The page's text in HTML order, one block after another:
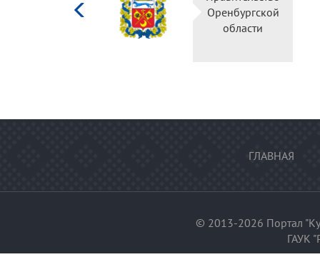
культуры
Российской
федерации
ГЛАВНАЯ
© 2013-2026 Портал
ГАУК